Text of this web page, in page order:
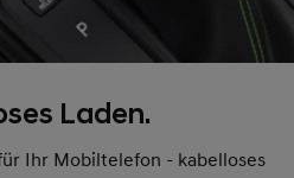
Laden.
Ihr Mobiltelefon - kabelloses